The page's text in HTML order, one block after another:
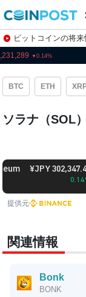
ビットコインの将来
株特集・関連銘柄
0.14
BTC ETH
ソラナ（SOL
¥JPY 302,347.43
提供元
関連情報
Bonk
BONK